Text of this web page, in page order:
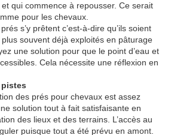
qui commence à repousser. Ce serait
pour les chevaux.
s’y prêtent c’est-à-dire qu’ils soient
souvent déjà exploités en pâturage
une solution pour que le point d’eau et
Cela nécessite une réflexion en
des prés pour chevaux est assez
solution tout à fait satisfaisante en
des lieux et des terrains. L’accès au
puisque tout a été prévu en amont.